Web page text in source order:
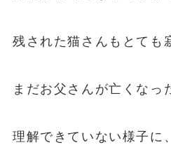
残された猫さんもとても
まだお父さんが亡くなっ
理解できていない様子に、